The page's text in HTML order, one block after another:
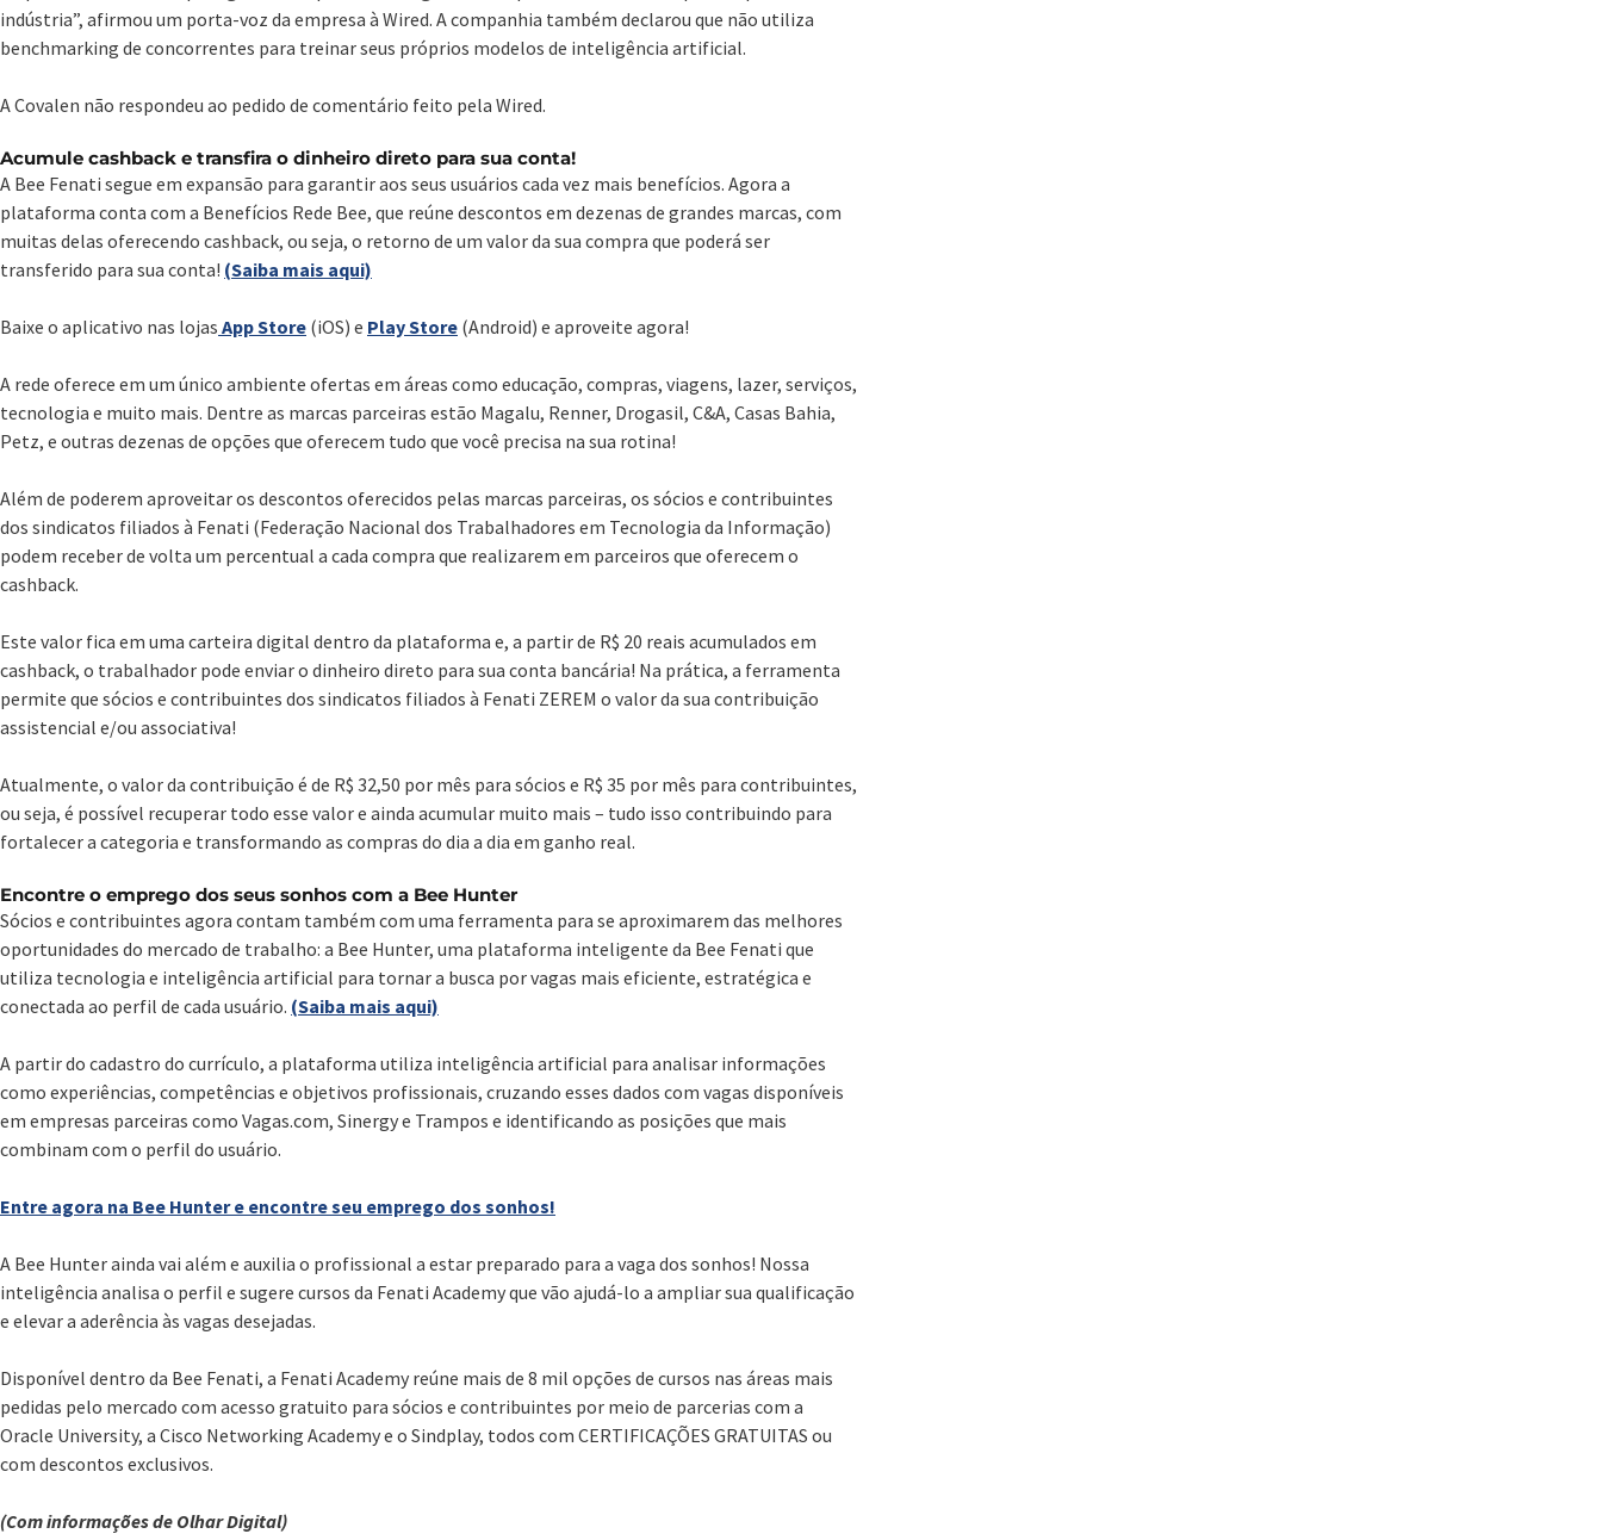
indústria”, afirmou um porta-voz da empresa à Wired. A companhia também declarou que não utiliza
benchmarking de concorrentes para treinar seus próprios modelos de inteligência artificial.
A Covalen não respondeu ao pedido de comentário feito pela Wired.
Acumule cashback e transfira o dinheiro direto para sua conta!
A Bee Fenati segue em expansão para garantir aos seus usuários cada vez mais benefícios. Agora a
plataforma conta com a Benefícios Rede Bee, que reúne descontos em dezenas de grandes marcas, com
muitas delas oferecendo cashback, ou seja, o retorno de um valor da sua compra que poderá ser
transferido para sua conta! (Saiba mais aqui)
Baixe o aplicativo nas lojas App Store (iOS) e Play Store (Android) e aproveite agora!
A rede oferece em um único ambiente ofertas em áreas como educação, compras, viagens, lazer, serviços,
tecnologia e muito mais. Dentre as marcas parceiras estão Magalu, Renner, Drogasil, C&A, Casas Bahia,
Petz, e outras dezenas de opções que oferecem tudo que você precisa na sua rotina!
Além de poderem aproveitar os descontos oferecidos pelas marcas parceiras, os sócios e contribuintes
dos sindicatos filiados à Fenati (Federação Nacional dos Trabalhadores em Tecnologia da Informação)
podem receber de volta um percentual a cada compra que realizarem em parceiros que oferecem o
cashback.
Este valor fica em uma carteira digital dentro da plataforma e, a partir de R$ 20 reais acumulados em
cashback, o trabalhador pode enviar o dinheiro direto para sua conta bancária! Na prática, a ferramenta
permite que sócios e contribuintes dos sindicatos filiados à Fenati ZEREM o valor da sua contribuição
assistencial e/ou associativa!
Atualmente, o valor da contribuição é de R$ 32,50 por mês para sócios e R$ 35 por mês para contribuintes,
ou seja, é possível recuperar todo esse valor e ainda acumular muito mais – tudo isso contribuindo para
fortalecer a categoria e transformando as compras do dia a dia em ganho real.
Encontre o emprego dos seus sonhos com a Bee Hunter
Sócios e contribuintes agora contam também com uma ferramenta para se aproximarem das melhores
oportunidades do mercado de trabalho: a Bee Hunter, uma plataforma inteligente da Bee Fenati que
utiliza tecnologia e inteligência artificial para tornar a busca por vagas mais eficiente, estratégica e
conectada ao perfil de cada usuário. (Saiba mais aqui)
A partir do cadastro do currículo, a plataforma utiliza inteligência artificial para analisar informações
como experiências, competências e objetivos profissionais, cruzando esses dados com vagas disponíveis
em empresas parceiras como Vagas.com, Sinergy e Trampos e identificando as posições que mais
combinam com o perfil do usuário.
Entre agora na Bee Hunter e encontre seu emprego dos sonhos!
A Bee Hunter ainda vai além e auxilia o profissional a estar preparado para a vaga dos sonhos! Nossa
inteligência analisa o perfil e sugere cursos da Fenati Academy que vão ajudá-lo a ampliar sua qualificação
e elevar a aderência às vagas desejadas.
Disponível dentro da Bee Fenati, a Fenati Academy reúne mais de 8 mil opções de cursos nas áreas mais
pedidas pelo mercado com acesso gratuito para sócios e contribuintes por meio de parcerias com a
Oracle University, a Cisco Networking Academy e o Sindplay, todos com CERTIFICAÇÕES GRATUITAS ou
com descontos exclusivos.
(Com informações de Olhar Digital)